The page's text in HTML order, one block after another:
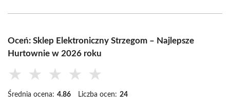
Oceń: Sklep Elektroniczny Strzegom – Najlepsze
Hurtownie w 2026 roku
★ ★ ★ ★ ★
Średnia ocena: 4.86 Liczba ocen: 24